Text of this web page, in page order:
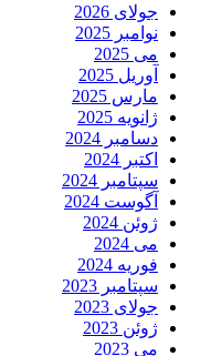
جولای 2026
نوامبر 2025
می 2025
آوریل 2025
مارس 2025
ژانویه 2025
دسامبر 2024
اکتبر 2024
سپتامبر 2024
آگوست 2024
ژوئن 2024
می 2024
فوریه 2024
سپتامبر 2023
جولای 2023
ژوئن 2023
می 2023